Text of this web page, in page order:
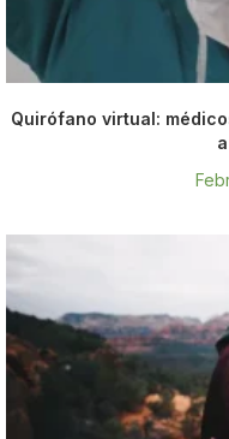
Quirófano virtual: